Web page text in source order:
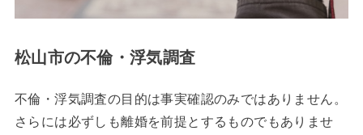
松山市の不倫・浮気調査
不倫・浮気調査の目的は事実確認のみではありません。
さらには必ずしも離婚を前提とするものでもありませ